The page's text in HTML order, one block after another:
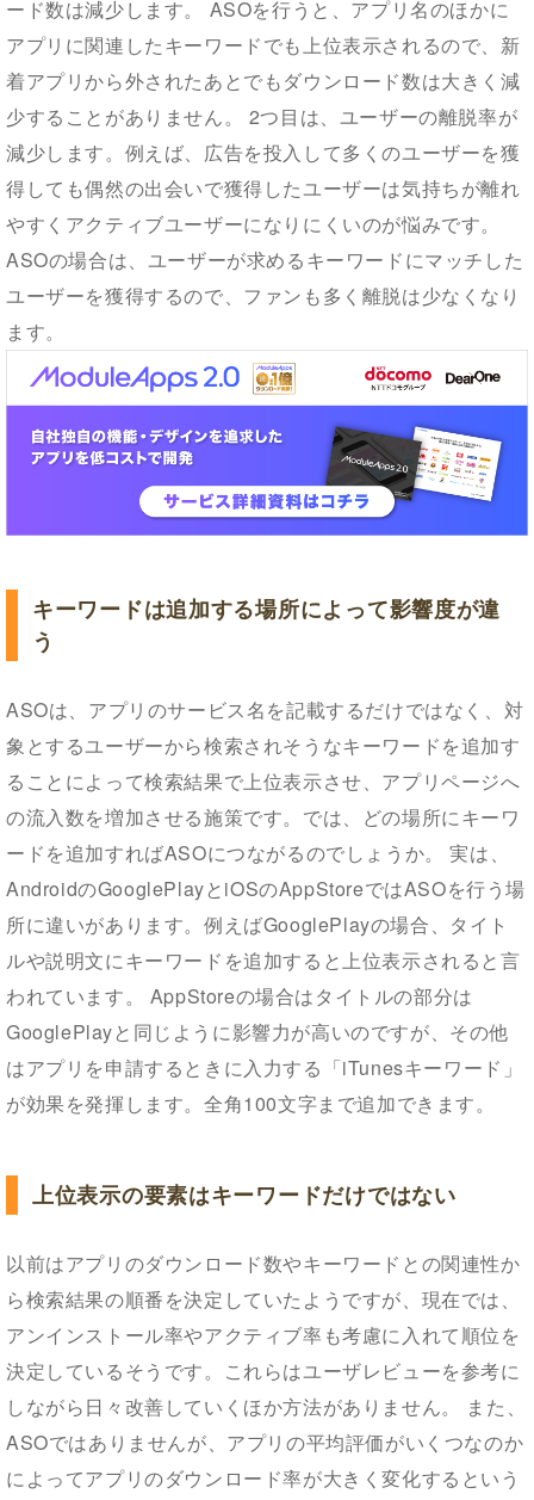
ード数は減少します。 ASOを行うと、アプリ名のほかに
アプリに関連したキーワードでも上位表示されるので、新
着アプリから外されたあとでもダウンロード数は大きく減
少することがありません。 2つ目は、ユーザーの離脱率が
減少します。例えば、広告を投入して多くのユーザーを獲
得しても偶然の出会いで獲得したユーザーは気持ちが離れ
やすくアクティブユーザーになりにくいのが悩みです。
ASOの場合は、ユーザーが求めるキーワードにマッチした
ユーザーを獲得するので、ファンも多く離脱は少なくなり
ます。
キーワードは追加する場所によって影響度が違
う
ASOは、アプリのサービス名を記載するだけではなく、対
象とするユーザーから検索されそうなキーワードを追加す
ることによって検索結果で上位表示させ、アプリページへ
の流入数を増加させる施策です。では、どの場所にキーワ
ードを追加すればASOにつながるのでしょうか。 実は、
AndroidのGooglePlayとiOSのAppStoreではASOを行う場
所に違いがあります。例えばGooglePlayの場合、タイト
ルや説明文にキーワードを追加すると上位表示されると言
われています。 AppStoreの場合はタイトルの部分は
GooglePlayと同じように影響力が高いのですが、その他
はアプリを申請するときに入力する「iTunesキーワード」
が効果を発揮します。全角100文字まで追加できます。
上位表示の要素はキーワードだけではない
以前はアプリのダウンロード数やキーワードとの関連性か
ら検索結果の順番を決定していたようですが、現在では、
アンインストール率やアクティブ率も考慮に入れて順位を
決定しているそうです。これらはユーザレビューを参考に
しながら日々改善していくほか方法がありません。 また、
ASOではありませんが、アプリの平均評価がいくつなのか
によってアプリのダウンロード率が大きく変化するという